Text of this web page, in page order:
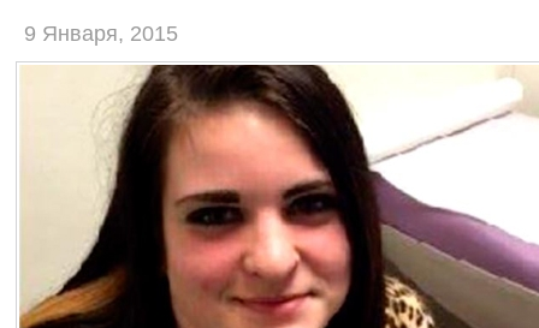
9 Января, 2015